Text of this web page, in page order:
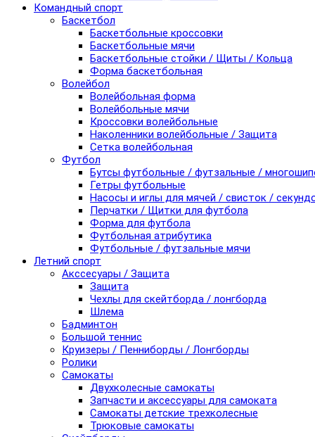
Командный спорт
Баскетбол
Баскетбольные кроссовки
Баскетбольные мячи
Баскетбольные стойки / Щиты / Кольца
Форма баскетбольная
Волейбол
Волейбольная форма
Волейбольные мячи
Кроссовки волейбольные
Наколенники волейбольные / Защита
Сетка волейбольная
Футбол
Бутсы футбольные / футзальные /
Гетры футбольные
Насосы и иглы для мячей / свисток /
Перчатки / Щитки для футбола
Форма для футбола
Футбольная атрибутика
Футбольные / футзальные мячи
Летний спорт
Акссесуары / Защита
Защита
Чехлы для скейтборда / лонгборда
Шлема
Бадминтон
Большой теннис
Круизеры / Пенниборды / Лонгборды
Ролики
Самокаты
Двухколесные самокаты
Запчасти и аксессуары для самоката
Самокаты детские трехколесные
Трюковые самокаты